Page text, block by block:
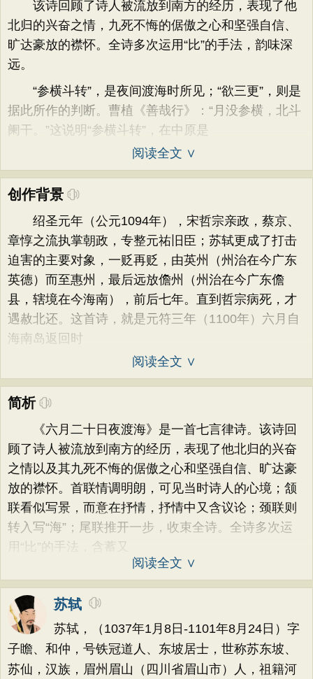
该诗回顾了诗人被流放到南方的经历，表现了他
北归的兴奋之情，九死不悔的倨傲之心和坚强自信、
旷达豪放的襟怀。全诗多次运用“比”的手法，韵味深
远。
“参横斗转”，是夜间渡海时所见；“欲三更”，则是
据此所作的判断。曹植《善哉行》：“月没参横，北斗
阑干。”这说明“参横斗转”，在中原是
阅读全文 ∨
创作背景
绍圣元年（公元1094年），宋哲宗亲政，蔡京、
章惇之流执掌朝政，专整元祐旧臣；苏轼更成了打击
迫害的主要对象，一贬再贬，由英州（州治在今广东
英德）而至惠州，最后远放儋州（州治在今广东儋
县，辖境在今海南），前后七年。直到哲宗病死，才
遇赦北还。这首诗，就是元符三年（1100年）六月自
海南岛返回时
阅读全文 ∨
简析
《六月二十日夜渡海》是一首七言律诗。该诗回
顾了诗人被流放到南方的经历，表现了他北归的兴奋
之情以及其九死不悔的倨傲之心和坚强自信、旷达豪
放的襟怀。首联情调明朗，可见当时诗人的心境；颔
联看似写景，而意在抒情，抒情中又含议论；颈联则
转入写“海”；尾联推开一步，收束全诗。全诗多次运
用“比”的手法，含蓄又
阅读全文 ∨
苏轼
苏轼，（1037年1月8日-1101年8月24日）字
子瞻、和仲，号铁冠道人、东坡居士，世称苏东坡、
苏仙，汉族，眉州眉山（四川省眉山市）人，祖籍河